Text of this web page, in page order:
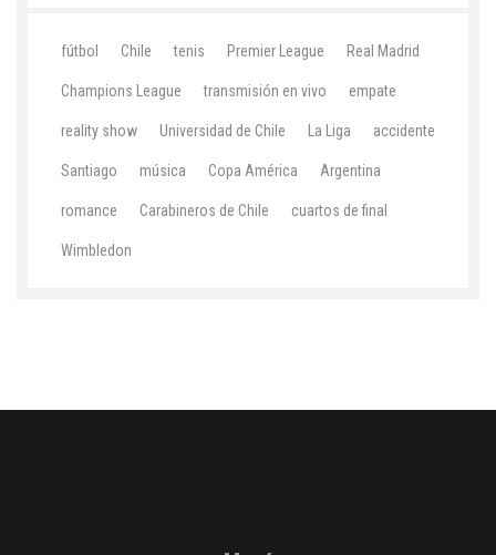
fútbol Chile tenis Premier League Real Madrid
Champions League transmisión en vivo empate
reality show Universidad de Chile La Liga accidente
Santiago música Copa América Argentina
romance Carabineros de Chile cuartos de final
Wimbledon